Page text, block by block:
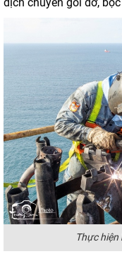
Thực hiện